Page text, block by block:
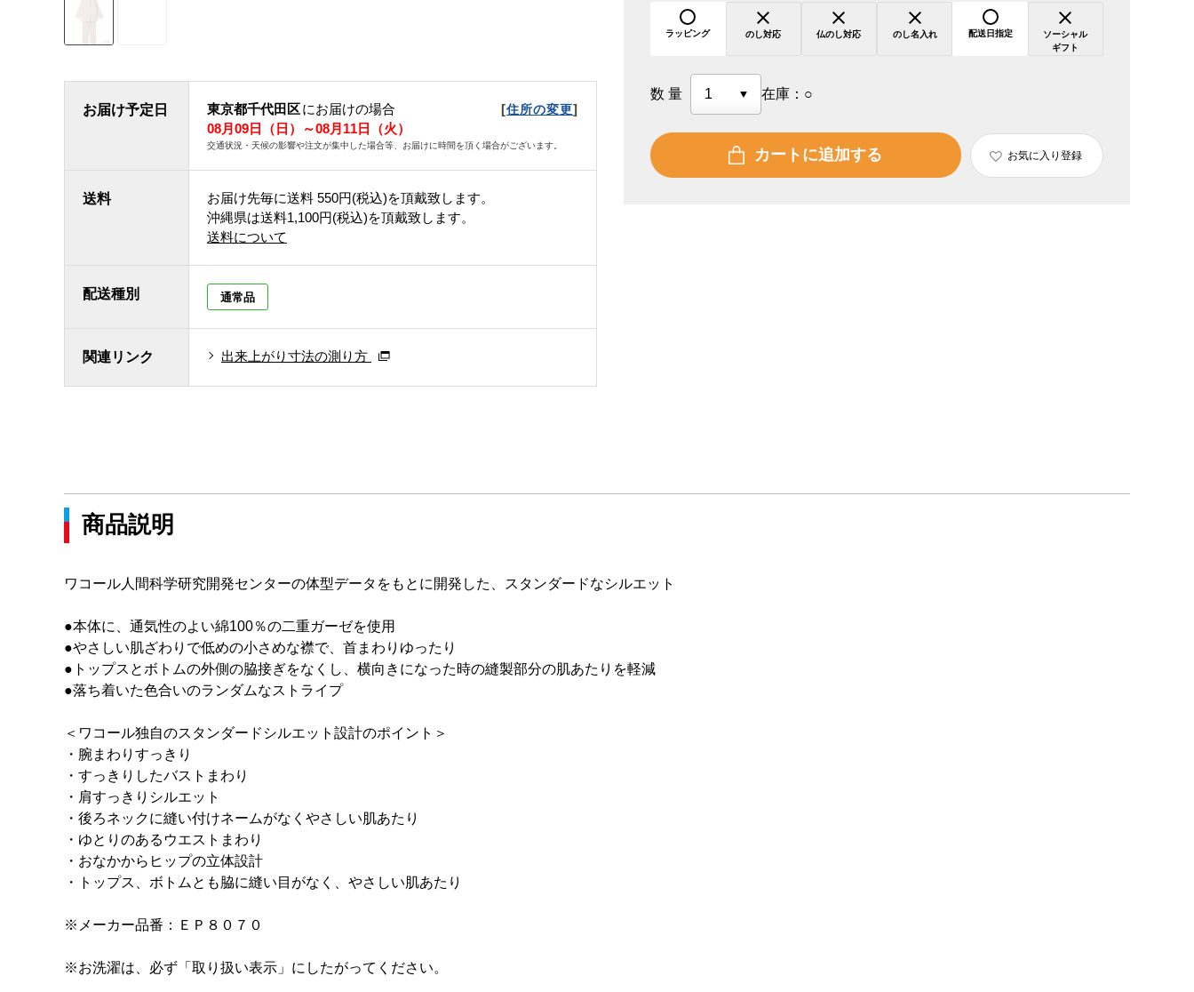
お届け予定日 東京都千代田区にお届けの場合 [住所の変更]
08月09日（日）～08月11日（火）
交通状況・天候の影響や注文が集中した場合等、お届けに時間を頂く場合がございます。
送料 お届け先毎に送料 550円(税込)を頂戴致します。
沖縄県は送料1,100円(税込)を頂戴致します。
送料について
配送種別 通常品
関連リンク 出来上がり寸法の測り方
ラッピング のし対応 仏のし対応 のし名入れ 配送日指定
ソーシャル
ギフト
数量 在庫： ○
カートに追加する お気に入り登録
商品説明
ワコール人間科学研究開発センターの体型データをもとに開発した、スタンダードなシルエット
●本体に、通気性のよい綿100％の二重ガーゼを使用
●やさしい肌ざわりで低めの小さめな襟で、首まわりゆったり
●トップスとボトムの外側の脇接ぎをなくし、横向きになった時の縫製部分の肌あたりを軽減
●落ち着いた色合いのランダムなストライプ
＜ワコール独自のスタンダードシルエット設計のポイント＞
・腕まわりすっきり
・すっきりしたバストまわり
・肩すっきりシルエット
・後ろネックに縫い付けネームがなくやさしい肌あたり
・ゆとりのあるウエストまわり
・おなかからヒップの立体設計
・トップス、ボトムとも脇に縫い目がなく、やさしい肌あたり
※メーカー品番：ＥＰ８０７０
※お洗濯は、必ず「取り扱い表示」にしたがってください。